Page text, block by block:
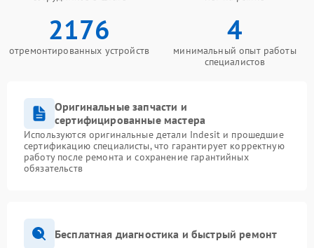
2176
отремонтированных устройств
4
минимальный опыт работы
специалистов
Оригинальные запчасти и
сертифицированные мастера
Используются оригинальные детали Indesit и прошедшие
сертификацию специалисты, что гарантирует корректную
работу после ремонта и сохранение гарантийных
обязательств
Бесплатная диагностика и быстрый ремонт